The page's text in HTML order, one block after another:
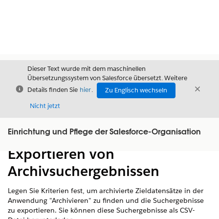
Schließen
Dieser Text wurde mit dem maschinellen
Übersetzungssystem von Salesforce übersetzt. Weitere
Details finden Sie hier.
Zu Englisch wechseln
Nicht jetzt
Einrichtung und Pflege der Salesforce-Organisation
Inhalt anzeigen
Inhalt
Exportieren von
Archivsuchergebnissen
Legen Sie Kriterien fest, um archivierte Zieldatensätze in der
Anwendung "Archivieren" zu finden und die Suchergebnisse
zu exportieren. Sie können diese Suchergebnisse als CSV-